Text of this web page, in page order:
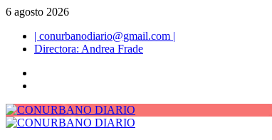
Saltar
contenido
6 agosto 2026
| conurbanodiario@gmail.com |
Directora: Andrea Frade
Menú